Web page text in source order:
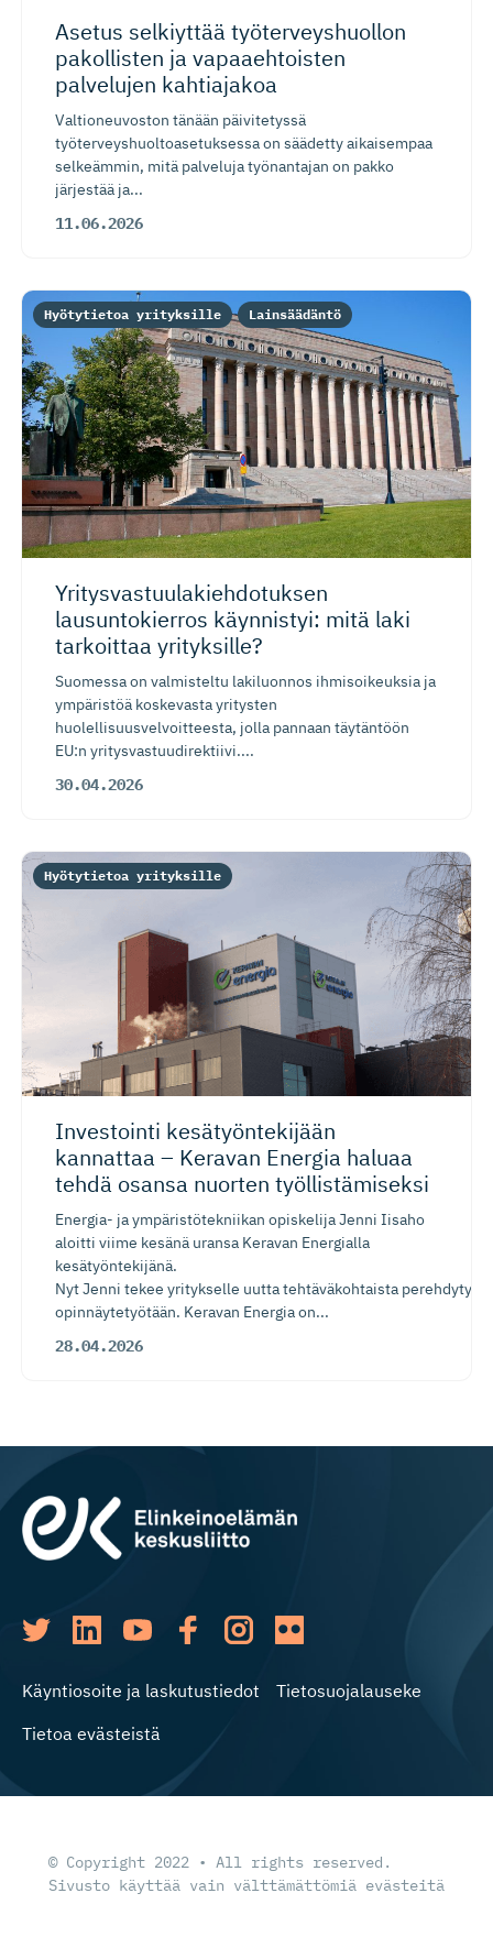
Asetus selkiyttää työterveys­huollon
pakollisten ja vapaaehtoisten
palvelujen kahtiajakoa
Valtioneuvoston tänään päivitetyssä
työterveyshuoltoasetuksessa on säädetty aikaisempaa
selkeämmin, mitä palveluja työnantajan on pakko
järjestää ja...
11.06.2026
Yritysvas­tuu­la­kieh­do­tuksen
lausuntokierros käynnistyi: mitä laki
tarkoittaa yrityksille?
Suomessa on valmisteltu lakiluonnos ihmisoikeuksia ja
ympäristöä koskevasta yritysten
huolellisuusvelvoitteesta, jolla pannaan täytäntöön
EU:n yritysvastuudirektiivi....
30.04.2026
Hyötytietoa yrityksille Lainsäädäntö
Investointi kesätyönte­kijään
kannattaa – Keravan Energia haluaa
tehdä osansa nuorten työllistä­miseksi
Energia- ja ympäristötekniikan opiskelija Jenni Iisaho
aloitti viime kesänä uransa Keravan Energialla
kesätyöntekijänä.
Nyt Jenni tekee yritykselle uutta tehtäväkohtaista
opinnäytetyötään. Keravan Energia on...
28.04.2026
Hyötytietoa yrityksille
Käyntiosoite ja laskutustiedot
Tietosuojalauseke
Tietoa evästeistä
© Copyright 2022 • All rights reserved.
Sivusto käyttää vain välttämättömiä evästeitä